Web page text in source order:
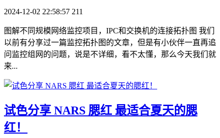
2024-12-02 22:58:57 211
图解不同规模网络监控项目，IPC和交换机的连接拓扑图 我们
以前有分享过一篇监控拓扑图的文章，但是有小伙伴一直再追
问监控组网的问题，说是不详细，看不太懂，那么今天我们就
来...
​试色分享 NARS 腮红 最适合夏天的腮
红！